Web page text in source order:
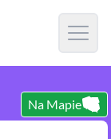
Open
Na Mapie